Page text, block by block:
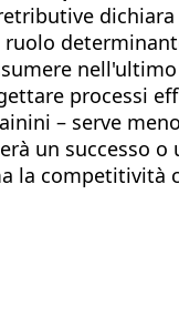
processi
– serve meno
un successo
la